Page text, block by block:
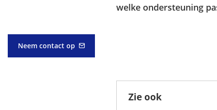
welke ondersteuning
Neem contact op
(Verwijst
naar
Zie ook